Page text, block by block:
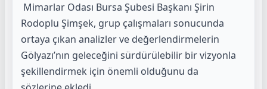
Mimarlar Odası Bursa Şubesi Başkanı Şirin
Rodoplu Şimşek, grup çalışmaları sonucunda
ortaya çıkan analizler ve değerlendirmelerin
Gölyazı’nın geleceğini sürdürülebilir bir vizyonla
şekillendirmek için önemli olduğunu da